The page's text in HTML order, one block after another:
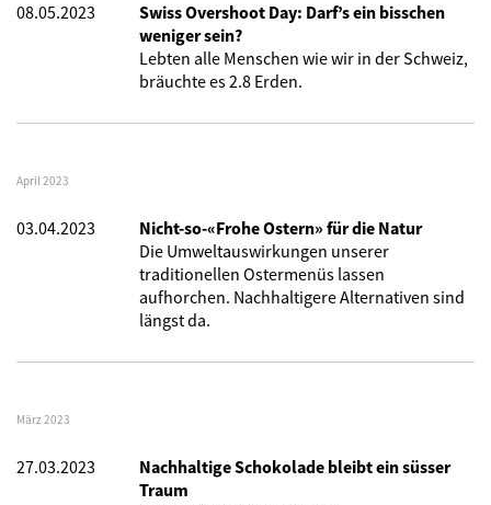
08.05.2023
Swiss Overshoot Day: Darf’s ein bisschen
weniger sein?
Lebten alle Menschen wie wir in der Schweiz,
bräuchte es 2.8 Erden.
April 2023
03.04.2023
Nicht-so-«Frohe Ostern» für die Natur
Die Umweltauswirkungen unserer
traditionellen Ostermenüs lassen
aufhorchen. Nachhaltigere Alternativen sind
längst da.
März 2023
27.03.2023
Nachhaltige Schokolade bleibt ein süsser
Traum